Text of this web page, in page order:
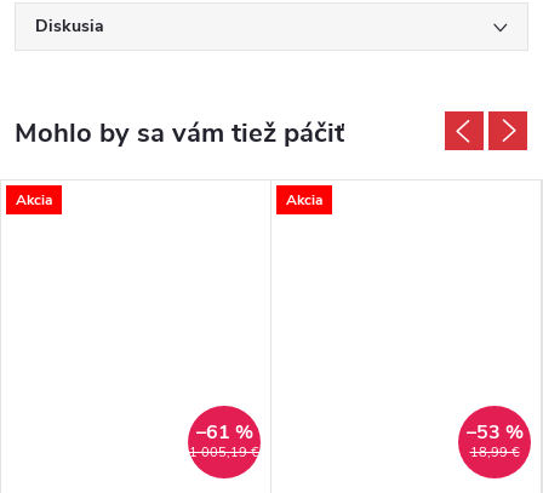
Diskusia
Akcia
1 005,19 €
–61 %
Akcia
18,99 €
–53 %